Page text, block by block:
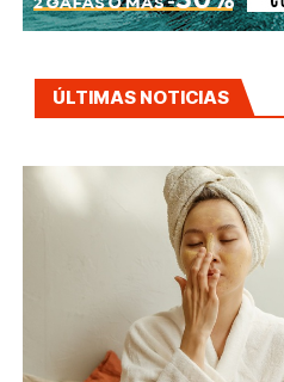
ÚLTIMAS NOTICIAS